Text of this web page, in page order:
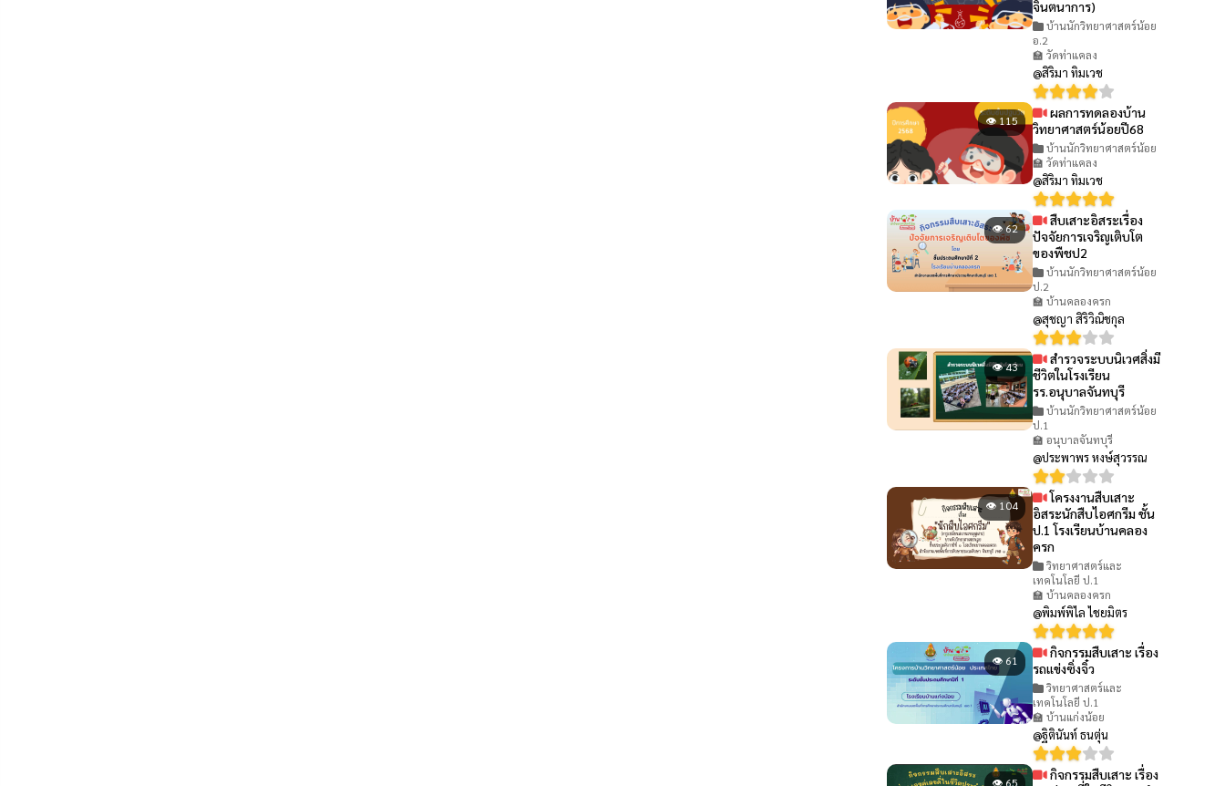
จินตนาการ)
บ้านนักวิทยาศาสตร์น้อย
อ.2
🏫 วัดท่าแคลง
@สิริมา ทิมเวช
👁 115
ผลการทดลองบ้าน
วิทยาศาสตร์น้อยปี68
บ้านนักวิทยาศาสตร์น้อย
🏫 วัดท่าแคลง
@สิริมา ทิมเวช
👁 62
สืบเสาะอิสระเรื่อง
ปัจจัยการเจริญเติบโต
ของพืชป2
บ้านนักวิทยาศาสตร์น้อย
ป.2
🏫 บ้านคลองครก
@สุชญา สิริวิณิชกุล
👁 43
สำรวจระบบนิเวศสิ่งมี
ชีวิตในโรงเรียน
รร.อนุบาลจันทบุรี
บ้านนักวิทยาศาสตร์น้อย
ป.1
🏫 อนุบาลจันทบุรี
@ประพาพร หงษ์สุวรรณ
👁 104
โครงงานสืบเสาะ
อิสระนักสืบไอศกรีม ชั้น
ป.1 โรงเรียนบ้านคลอง
ครก
วิทยาศาสตร์และ
เทคโนโลยี ป.1
🏫 บ้านคลองครก
@พิมพ์พิไล ไชยมิตร
👁 61
กิจกรรมสืบเสาะ เรื่อง
รถแข่งซิ่งจิ๋ว
วิทยาศาสตร์และ
เทคโนโลยี ป.1
🏫 บ้านแก่งน้อย
@ฐิตินันท์ ธนตุ่น
👁 65
กิจกรรมสืบเสาะ เรื่อง